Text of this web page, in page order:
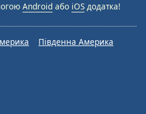
Android або iOS додатка!
Південна Америка